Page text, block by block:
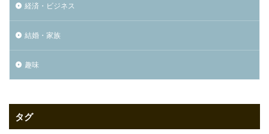
経済・ビジネス
結婚・家族
趣味
タグ